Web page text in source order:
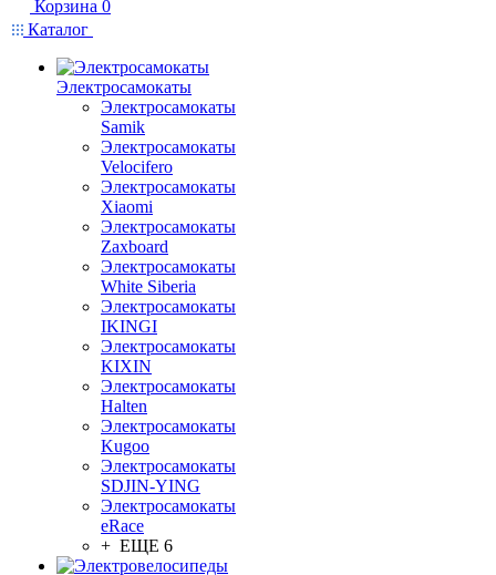
Корзина 0
Каталог
Электросамокаты
Электросамокаты
Samik
Электросамокаты
Velocifero
Электросамокаты
Xiaomi
Электросамокаты
Zaxboard
Электросамокаты
White Siberia
Электросамокаты
IKINGI
Электросамокаты
KIXIN
Электросамокаты
Halten
Электросамокаты
Kugoo
Электросамокаты
SDJIN-YING
Электросамокаты
eRace
+ ЕЩЕ 6